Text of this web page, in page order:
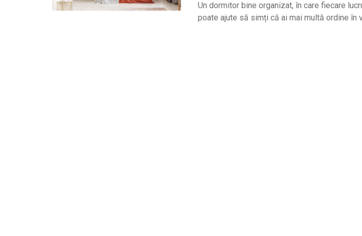
Un dormitor bine organizat, în care fiecare
poate ajute să simți că ai mai multă ordine în